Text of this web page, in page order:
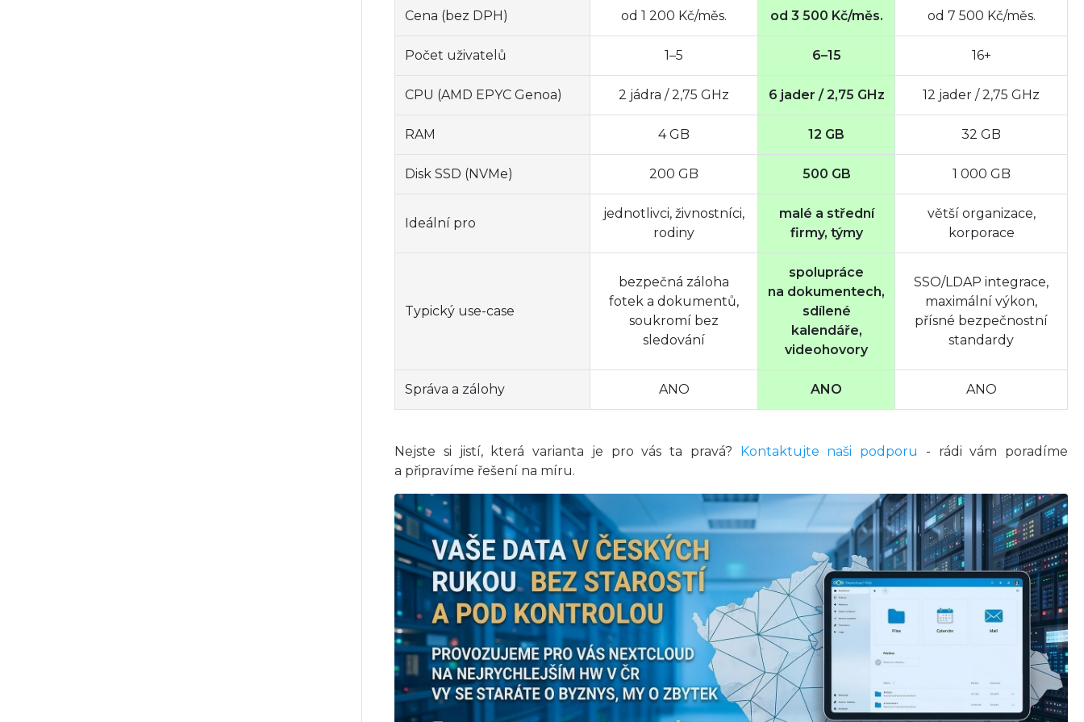
Cena (bez DPH) od 1 200 Kč/měs. od 3 500 Kč/měs. od 7 500 Kč/měs.
Počet uživatelů 1–5 6–15 16+
CPU (AMD EPYC Genoa) 2 jádra / 2,75 GHz 6 jader / 2,75 GHz 12 jader / 2,75 GHz
RAM 4 GB 12 GB 32 GB
Disk SSD (NVMe) 200 GB 500 GB 1 000 GB
Ideální pro
jednotlivci, živnostníci,
rodiny
malé a střední
firmy, týmy
větší organizace,
korporace
Typický use-case
bezpečná záloha
fotek a dokumentů,
soukromí bez
sledování
spolupráce
na dokumentech,
sdílené
kalendáře,
videohovory
SSO/LDAP integrace,
maximální výkon,
přísné bezpečnostní
standardy
Správa a zálohy ANO ANO ANO
Nejste si jistí, která varianta je pro vás ta pravá? Kontaktujte naši podporu
- rádi vám poradíme
a připravíme řešení na míru.